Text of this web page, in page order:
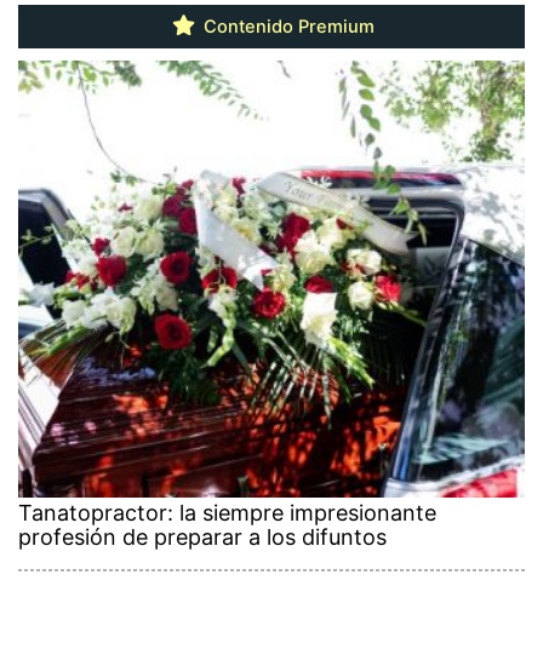
Contenido Premium
Tanatopractor: la siempre impresionante
profesión de preparar a los difuntos